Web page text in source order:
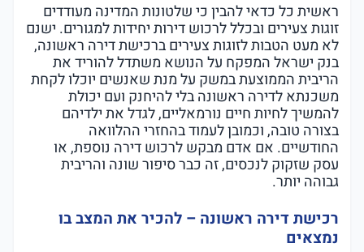
ראשית כל כדאי להבין כי שלטונות המדינה מעודדים
זוגות צעירים ובכלל לרכוש דירות יחידות למגורים. ישנם
לא מעט הטבות לזוגות צעירים ברכישת דירה ראשונה,
בנק ישראל המפקח על הנושא משתדל להוריד את
הריבית הממוצעת במשק על מנת שאנשים יוכלו לקחת
משכנתא לדירה ראשונה בלי להיחנק ועם יכולת
להמשיך לחיות חיים נורמאליים, לגדל את ילדיהם
בצורה טובה, וכמובן לעמוד בהחזרי ההלוואה
החודשיים. אם אדם מבקש לרכוש דירה נוספת, או
עסק שזקוק לנכסים, זה כבר סיפור שונה והריבית
גבוהה יותר.
רכישת דירה ראשונה – להכיר את המצב בו
נמצאים